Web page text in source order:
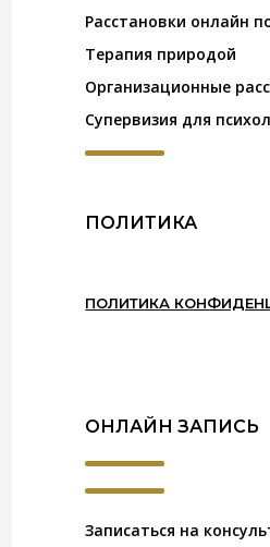
Расстановки онлайн
Терапия природой
Организационные
Супервизия для
ПОЛИТИКА
ПОЛИТИКА
ОНЛАЙН ЗАПИСЬ
Записаться на